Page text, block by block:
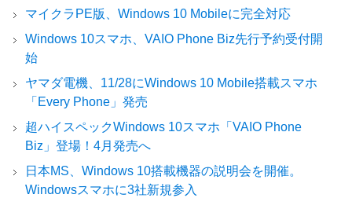
マイクラPE版、Windows 10 Mobileに完全対応
Windows 10スマホ、VAIO Phone Biz先行予約受付開
始
ヤマダ電機、11/28にWindows 10 Mobile搭載スマホ
「Every Phone」発売
超ハイスペックWindows 10スマホ「VAIO Phone
Biz」登場！4月発売へ
日本MS、Windows 10搭載機器の説明会を開催。
Windowsスマホに3社新規参入